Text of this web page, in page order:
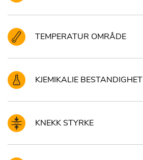
TEMPERATUR OMRÅDE
KJEMIKALIE BESTANDIGHET
KNEKK STYRKE